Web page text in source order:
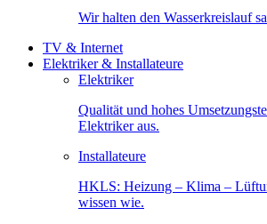
Wir halten den Wasserkreislauf
TV & Internet
Elektriker & Installateure
Elektriker
Qualität und hohes
Elektriker aus.
Installateure
HKLS: Heizung – Klima –
wissen wie.